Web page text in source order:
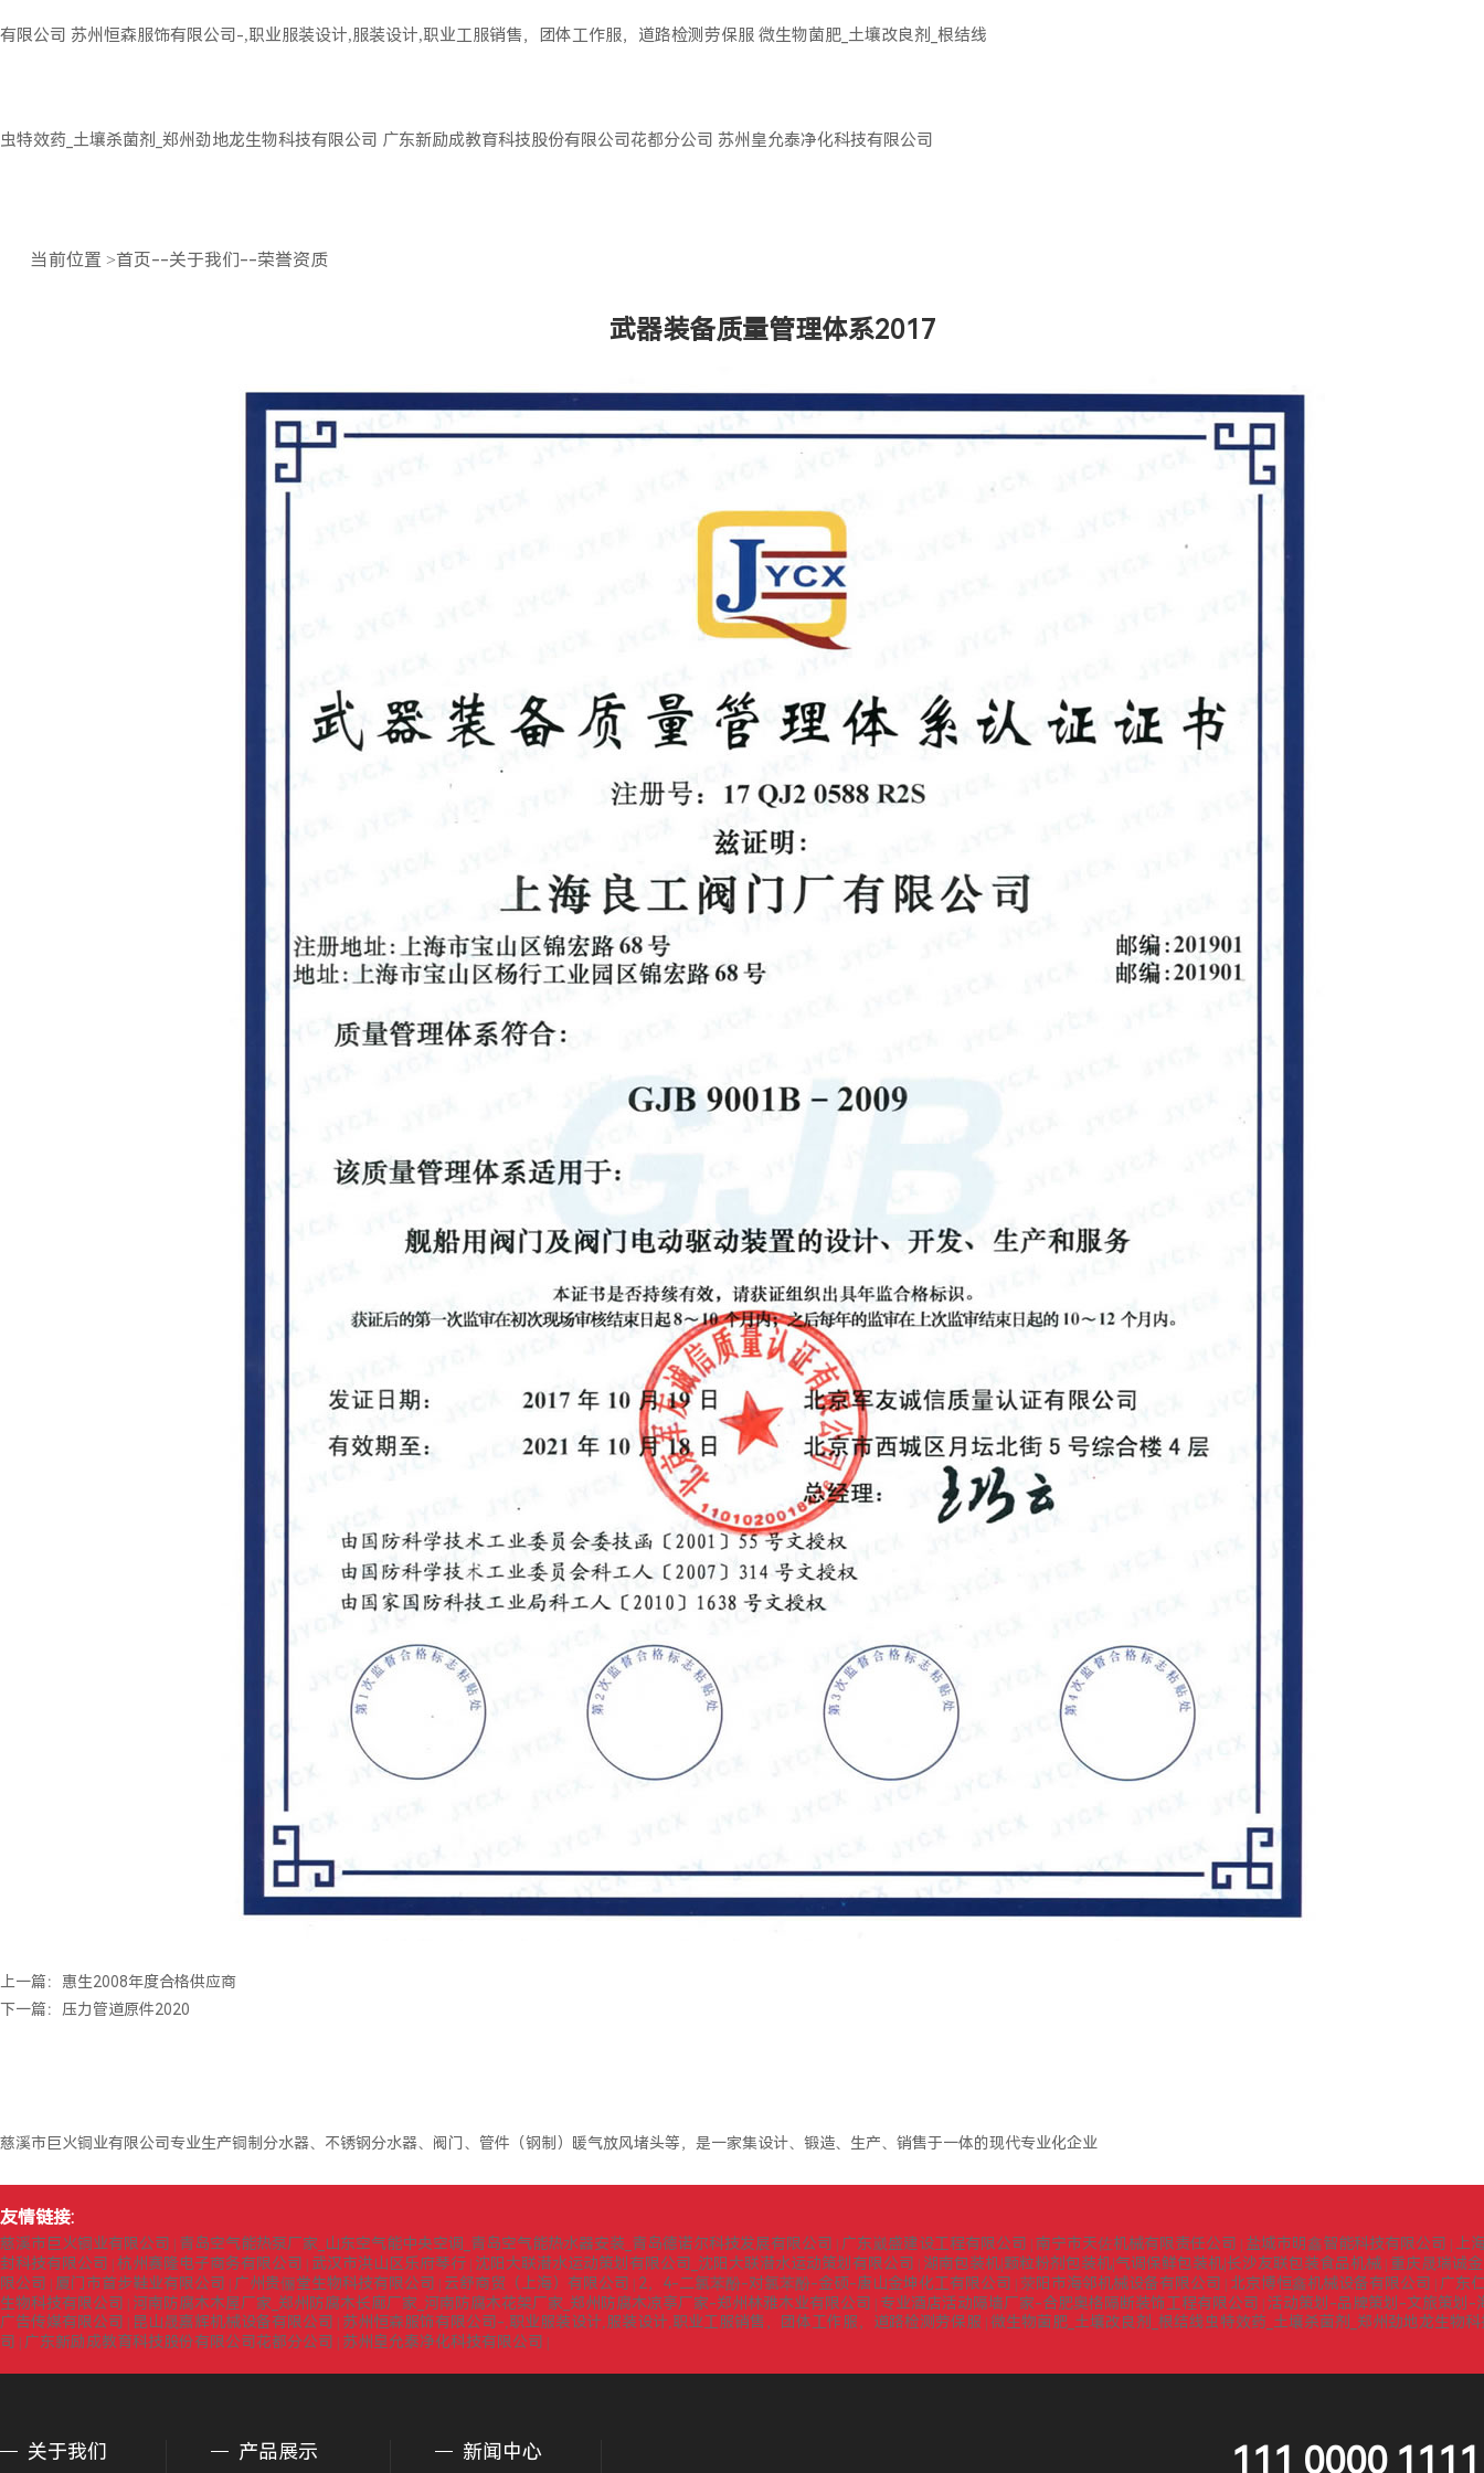
有限公司 苏州恒森服饰有限公司-,职业服装设计,服装设计,职业工服销售，团体工作服，道路检测劳保服 微生物菌肥_土壤改良剂_根结线
虫特效药_土壤杀菌剂_郑州劲地龙生物科技有限公司 广东新励成教育科技股份有限公司花都分公司 苏州皇允泰净化科技有限公司
当前位置 >首页--关于我们--荣誉资质
武器装备质量管理体系2017
上一篇： 惠生2008年度合格供应商
下一篇： 压力管道原件2020
慈溪市巨火铜业有限公司专业生产铜制分水器、不锈钢分水器、阀门、管件（钢制）暖气放风堵头等，是一家集设计、锻造、生产、销售于一体的现代专业化企业
友情链接:
慈溪市巨火铜业有限公司 青岛空气能热泵厂家_山东空气能中央空调_青岛空气能热水器安装_青岛德诺尔科技发展有限公司 广东崴盛建设工程有限公司 南宁市天佐机械有限责任公司 盐城市明鑫智能科技有限公司
上
封科技有限公司
杭州赛隆电子商务有限公司 武汉市洪山区乐府琴行 沈阳大联潜水运动策划有限公司_沈阳大联潜水运动策划有限公司 湖南包装机|颗粒粉剂包装机|气调保鲜包装机|长沙友联包装食品机械 重庆晟瑞诚
限公司
厦门市首步鞋业有限公司 广州贵俪堂生物科技有限公司 云舒商贸（上海）有限公司 2，4-二氯苯酚-对氯苯酚-金硕-唐山金坤化工有限公司 荥阳市海邻机械设备有限公司 北京博恒鑫机械设备有限公司
广东
生物科技有限公司
河南防腐木木屋厂家_郑州防腐木长廊厂家_河南防腐木花架厂家_郑州防腐木凉亭厂家-郑州林雅木业有限公司 专业酒店活动隔墙厂家-合肥奥格隔断装饰工程有限公司
活动策划-品牌策划-文旅策划-
广告传媒有限公司
昆山晟嘉辉机械设备有限公司 苏州恒森服饰有限公司-,职业服装设计,服装设计,职业工服销售，团体工作服，道路检测劳保服 微生物菌肥_土壤改良剂_根结线虫特效药_土壤杀菌剂_郑州劲地龙生物
司
广东新励成教育科技股份有限公司花都分公司 苏州皇允泰净化科技有限公司
关于我们 产品展示 新闻中心 111 0000 1111